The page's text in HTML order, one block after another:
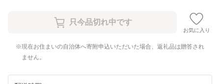
お気に入り
現在お住まいの自治体へ寄附申込いただいた場合、返礼品は贈答され
ません。